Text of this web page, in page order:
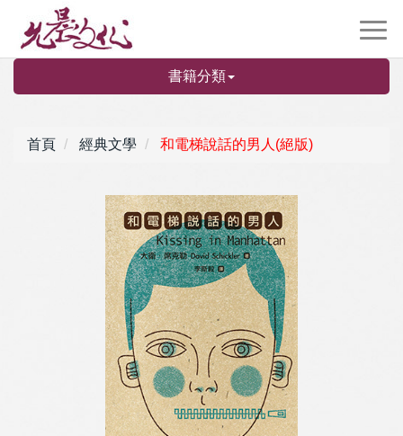
書籍分類
首頁 經典文學 和電梯說話的男人(絕版)